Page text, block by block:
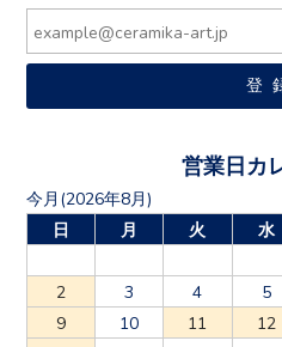
営業日カ
今月(2026年8月)
日
月 火 水
2
3 4 5
9
10 11 12